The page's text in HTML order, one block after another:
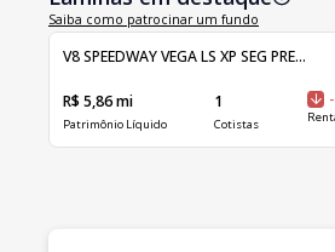
Saiba como patrocinar um fundo
V8 SPEEDWAY VEGA LS XP SEG PRE...
R$ 5,86 mi
Patrimônio Líquido
1
Cotistas
-